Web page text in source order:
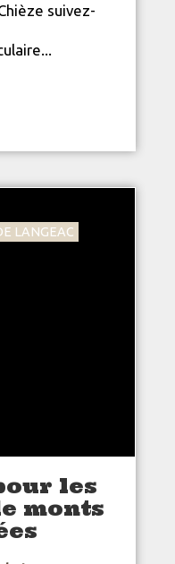
suivez-
LANGEAC
les
monts